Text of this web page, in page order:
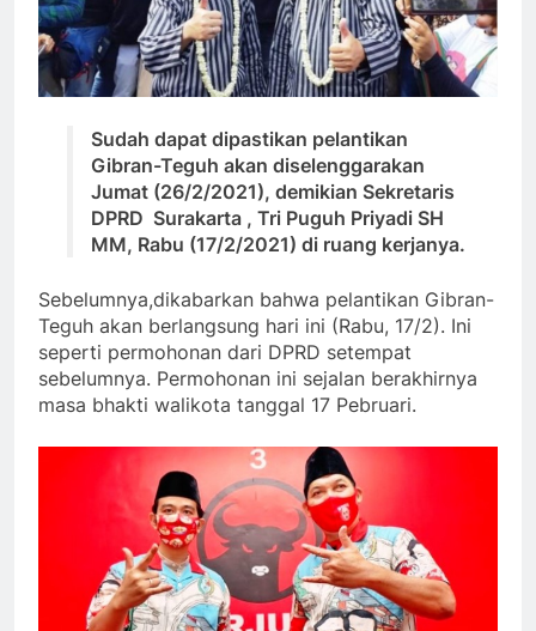
Sudah dapat dipastikan pelantikan
Gibran-Teguh akan diselenggarakan
Jumat (26/2/2021), demikian Sekretaris
DPRD Surakarta , Tri Puguh Priyadi SH
MM, Rabu (17/2/2021) di ruang kerjanya.
Sebelumnya,dikabarkan bahwa pelantikan Gibran-
Teguh akan berlangsung hari ini (Rabu, 17/2). Ini
seperti permohonan dari DPRD setempat
sebelumnya. Permohonan ini sejalan berakhirnya
masa bhakti walikota tanggal 17 Pebruari.